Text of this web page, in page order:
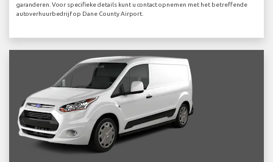
garanderen. Voor specifieke details kunt u contact opnemen met het betreffende
autoverhuurbedrijf op Dane County Airport.